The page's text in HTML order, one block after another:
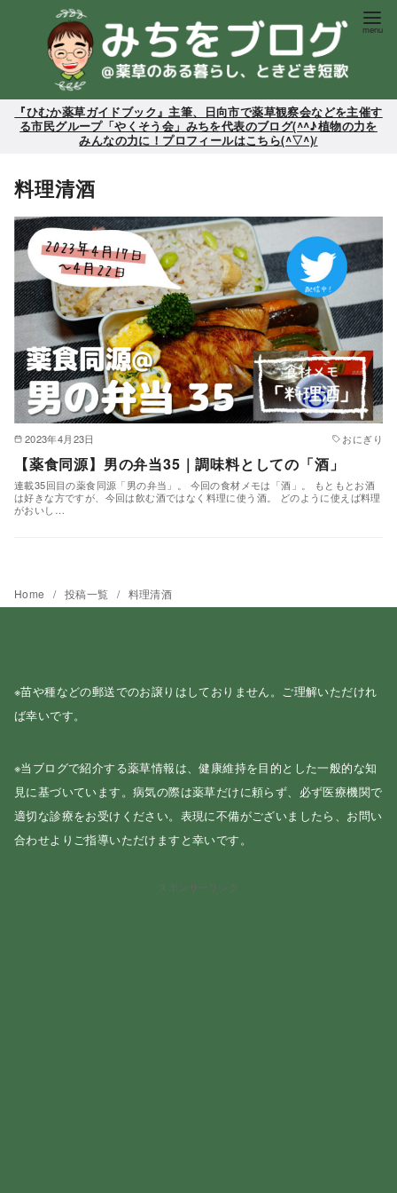
『ひむか薬草ガイドブック』主筆、日向市で薬草観察会などを主催す
る市民グループ「やくそう会」みちを代表のブログ(^^♪植物の力を
みんなの力に！プロフィールはこちら(^▽^)/
料理清酒
2023年4月23日 おにぎり
【薬食同源】男の弁当35｜調味料としての「酒」
連載35回目の薬食同源「男の弁当」。 今回の食材メモは「酒」。 もともとお酒
は好きな方ですが、今回は飲む酒ではなく料理に使う酒。 どのように使えば料理
がおいし…
Home 投稿一覧 料理清酒
※苗や種などの郵送でのお譲りはしておりません。ご理解いただけれ
ば幸いです。
※当ブログで紹介する薬草情報は、健康維持を目的とした一般的な知
見に基づいています。病気の際は薬草だけに頼らず、必ず医療機関で
適切な診療をお受けください。表現に不備がございましたら、お問い
合わせよりご指導いただけますと幸いです。
スポンサーリンク